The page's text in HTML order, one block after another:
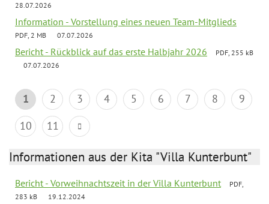
28.07.2026
Information - Vorstellung eines neuen Team-Mitglieds
PDF, 2 MB 07.07.2026
Bericht - Rückblick auf das erste Halbjahr 2026
PDF, 255 kB
07.07.2026
1 2 3 4 5 6 7 8
9
10
11
Informationen aus der Kita "Villa Kunterbunt"
Bericht - Vorweihnachtszeit in der Villa Kunterbunt
PDF,
283 kB
19.12.2024